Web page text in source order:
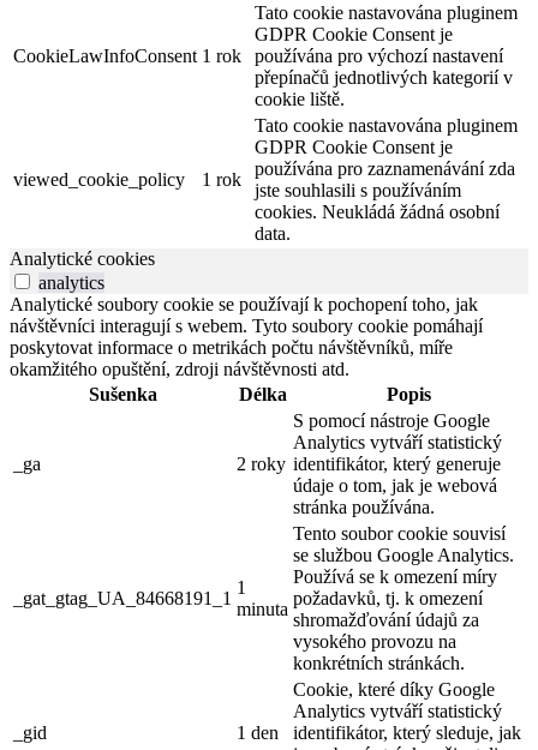
CookieLawInfoConsent 1 rok
Tato cookie nastavována pluginem
GDPR Cookie Consent je
používána pro výchozí nastavení
přepínačů jednotlivých kategorií v
cookie liště.
viewed_cookie_policy 1 rok
Tato cookie nastavována pluginem
GDPR Cookie Consent je
používána pro zaznamenávání zda
jste souhlasili s používáním
cookies. Neukládá žádná osobní
data.
Analytické cookies
analytics
Analytické soubory cookie se používají k pochopení toho, jak
návštěvníci interagují s webem. Tyto soubory cookie pomáhají
poskytovat informace o metrikách počtu návštěvníků, míře
okamžitého opuštění, zdroji návštěvnosti atd.
Sušenka
Délka Popis
_ga 2 roky
S pomocí nástroje Google
Analytics vytváří statistický
identifikátor, který generuje
údaje o tom, jak je webová
stránka používána.
_gat_gtag_UA_84668191_1
1
minuta
Tento soubor cookie souvisí
se službou Google Analytics.
Používá se k omezení míry
požadavků, tj. k omezení
shromažďování údajů za
vysokého provozu na
konkrétních stránkách.
_gid 1 den
Cookie, které díky Google
Analytics vytváří statistický
identifikátor, který sleduje, jak